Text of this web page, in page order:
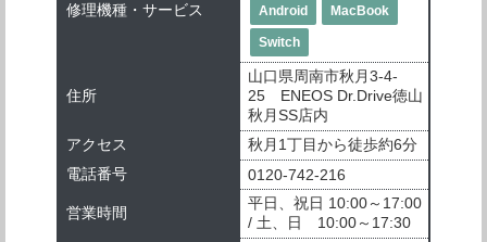
修理機種・サービス Android MacBook
Switch
住所
山口県周南市秋月3-4-
25 ENEOS Dr.Drive徳山
秋月SS店内
アクセス
秋月1丁目から徒歩約6分
電話番号
0120-742-216
営業時間
平日、祝日 10:00～17:00
/ 土、日 10:00～17:30